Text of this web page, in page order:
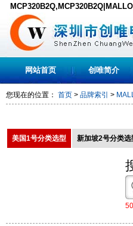
网站首页 创唯简介
您现在的位置： 首页 > 品牌索引 >
美国1号分类选型 新加坡2号分类选